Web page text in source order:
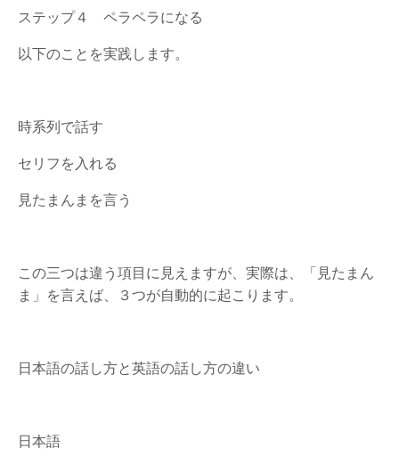
ステップ４ ペラペラになる
以下のことを実践します。
時系列で話す
セリフを入れる
見たまんまを言う
この三つは違う項目に見えますが、実際は、「見たまん
ま」を言えば、３つが自動的に起こります。
日本語の話し方と英語の話し方の違い
日本語